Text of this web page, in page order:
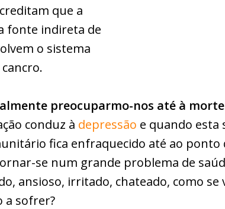
que a
fonte indireta de
o sistema
preocuparmo-nos até à morte
conduz à depressão e quando
fica enfraquecido até ao ponto
se num grande problema de
ansioso, irritado, chateado, como se
a sofrer?